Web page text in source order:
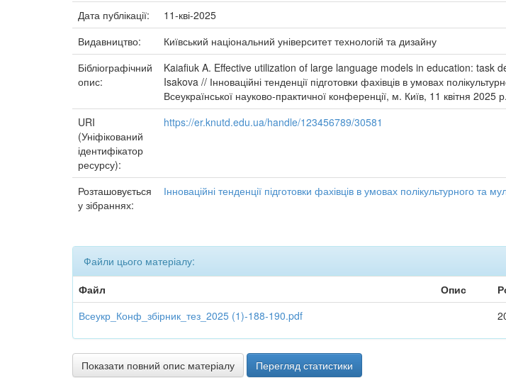
Дата публікації:
11-кві-2025
Видавництво:
Київський національний університет технологій та дизайну
Бібліографічний
опис:
Kaiafiuk A. Effective utilization of large language models in education: task
Isakova // Інноваційні тенденції підготовки фахівців в умовах
Всеукраїнської науково-практичної конференції, м. Київ, 11 квітня
URI
(Уніфікований
ідентифікатор
ресурсу):
https://er.knutd.edu.ua/handle/123456789/30581
Розташовується
у зібраннях:
Інноваційні тенденції підготовки фахівців в умовах полікультурного та
Файли цього матеріалу:
Файл
Опис
Всеукр_Конф_збірник_тез_2025 (1)-188-190.pdf
Показати повний опис матеріалу Перегляд статистики